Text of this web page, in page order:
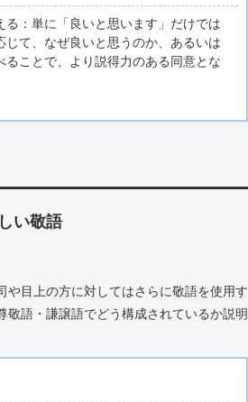
：単に「良いと思います」だけでは
て、なぜ良いと思うのか、あるいは
ことで、より説得力のある同意とな
い敬語
や目上の方に対してはさらに敬語を使用す
語・謙譲語でどう構成されているか説明